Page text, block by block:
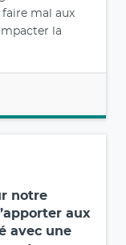
aux médias
Formez-vous
par Cision
Huchon.
mal aux
la